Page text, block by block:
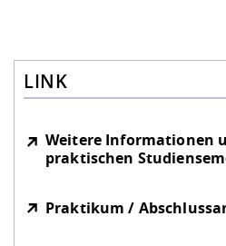
LINK
Weitere Informationen
praktischen
Praktikum /